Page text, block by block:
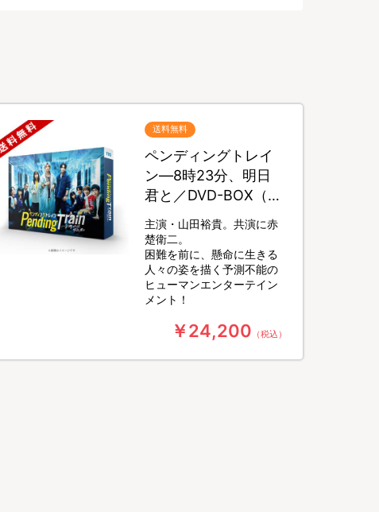
送料無料
ペンディングトレイ
ン―8時23分、明日
君と／DVD-BOX（送
料無料・6枚組）
主演・山田裕貴。共演に赤
楚衛二。
困難を前に、懸命に生きる
人々の姿を描く予測不能の
ヒューマンエンターテイン
メント！
￥24,200 （税込）